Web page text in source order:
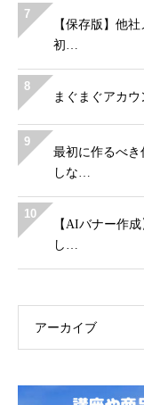
7
【保存版】他
初…
8
まぐまぐアカ
9
最初に作るべ
しな…
10
【AIバナー作
し…
アーカイブ